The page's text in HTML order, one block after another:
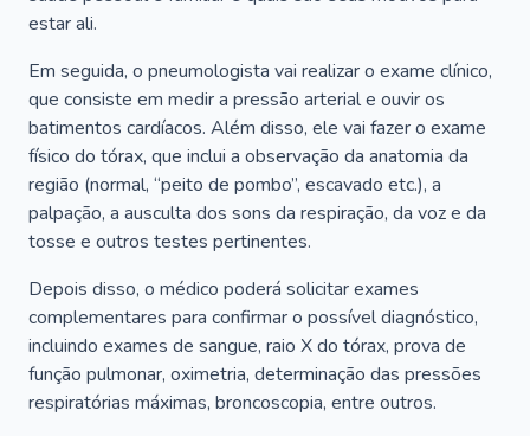
estar ali.
Em seguida, o pneumologista vai realizar o exame clínico,
que consiste em medir a pressão arterial e ouvir os
batimentos cardíacos. Além disso, ele vai fazer o exame
físico do tórax, que inclui a observação da anatomia da
região (normal, “peito de pombo”, escavado etc.), a
palpação, a ausculta dos sons da respiração, da voz e da
tosse e outros testes pertinentes.
Depois disso, o médico poderá solicitar exames
complementares para confirmar o possível diagnóstico,
incluindo exames de sangue, raio X do tórax, prova de
função pulmonar, oximetria, determinação das pressões
respiratórias máximas, broncoscopia, entre outros.